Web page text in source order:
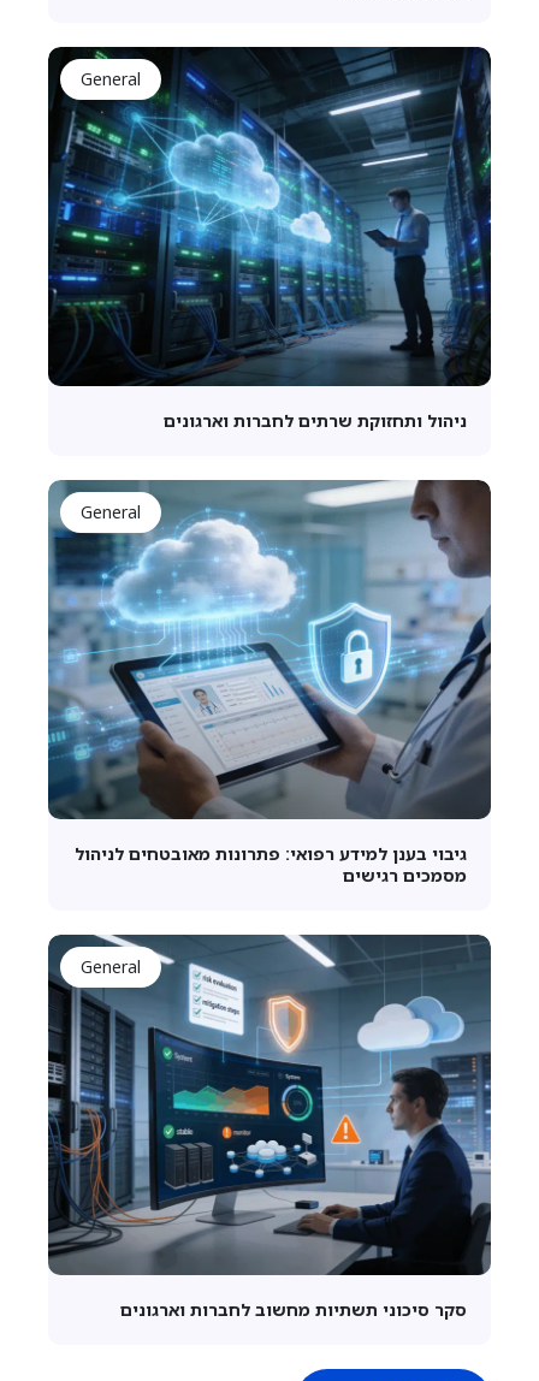
General
ניהול ותחזוקת שרתים לחברות וארגונים
General
גיבוי בענן למידע רפואי: פתרונות מאובטחים לניהול
מסמכים רגישים
General
סקר סיכוני תשתיות מחשוב לחברות וארגונים